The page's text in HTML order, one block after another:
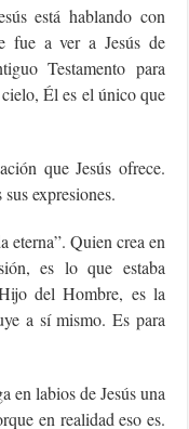
está hablando con
fue a ver a Jesús de
Testamento para
Él es el único que
que Jesús ofrece.
expresiones.
eterna”. Quien crea en
es lo que estaba
del Hombre, es la
a sí mismo. Es para
en labios de Jesús una
en realidad eso es.